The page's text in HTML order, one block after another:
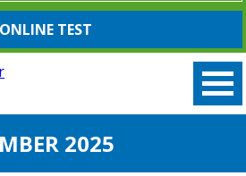
ONLINE TEST
2025